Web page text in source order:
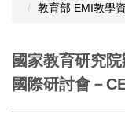
教育部 EMI教學
國家教育研究
國際研討會－